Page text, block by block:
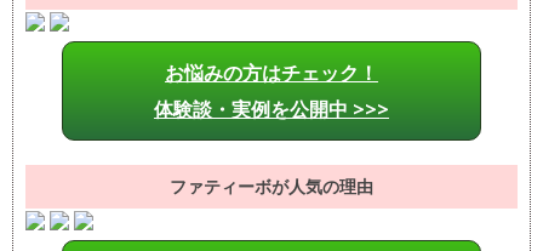
お悩みの方はチェック！
体験談・実例を公開中 >>>
ファティーボが人気の理由